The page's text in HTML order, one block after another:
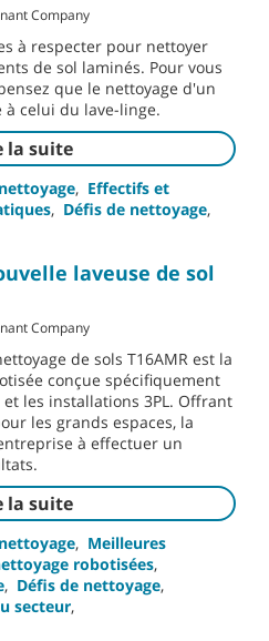
Company
à respecter pour nettoyer
de sol laminés. Pour vous
que le nettoyage d'un
celui du lave-linge.
la suite
, Effectifs et
, Défis de nettoyage,
laveuse de sol
Company
de sols T16AMR est la
conçue spécifiquement
les installations 3PL. Offrant
les grands espaces, la
à effectuer un
la suite
, Meilleures
robotisées,
, Défis de nettoyage,
secteur,